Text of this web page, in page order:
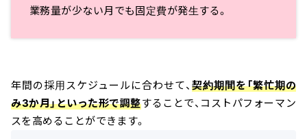
業務量が少ない月でも固定費が発生する。
年間の採用スケジュールに合わせて、 契約期間を「繁忙期の
み3か月」といった形で調整することで、コストパフォーマン
スを高めることができます。